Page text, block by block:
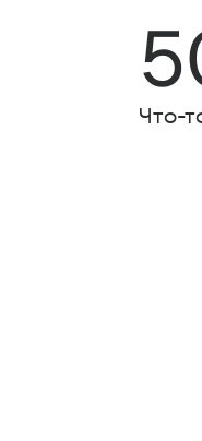
Что-